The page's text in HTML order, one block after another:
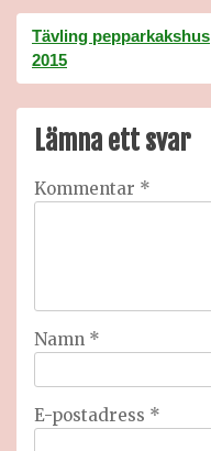
Inläggsnavigering
Tävling pepparkakshus
2015
Lämna ett svar
Kommentar *
Namn *
E-postadress *